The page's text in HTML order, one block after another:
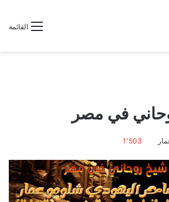
القائمة
في مصر
1٬503